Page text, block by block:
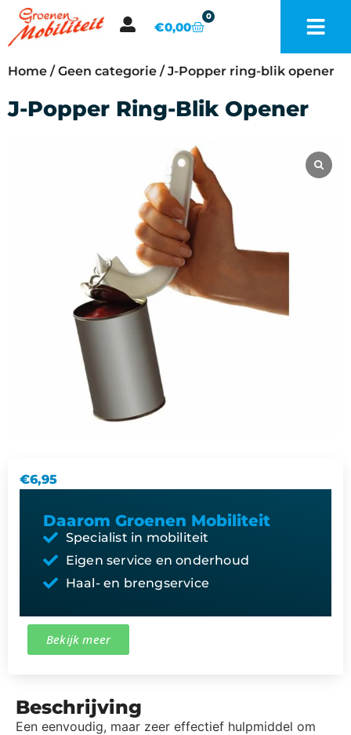
€0,00
0
Home /Geen categorie / J-Popper ring-blik opener
J-Popper Ring-Blik Opener
€6,95
Daarom Groenen Mobiliteit
Specialist in mobiliteit
Eigen service en onderhoud
Haal- en brengservice
Bekijk meer
Beschrijving
Een eenvoudig, maar zeer effectief hulpmiddel om